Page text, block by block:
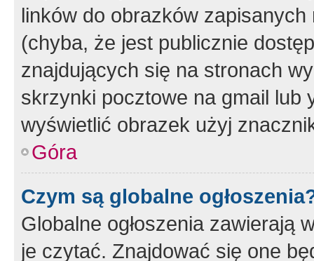
linków do obrazków
(chyba, że jest publicznie
znajdujących się na stronach
skrzynki pocztowe na gmail lub
wyświetlić obrazek użyj
Góra
Czym są globalne
Globalne ogłoszenia zawierają
je czytać. Znajdować się one